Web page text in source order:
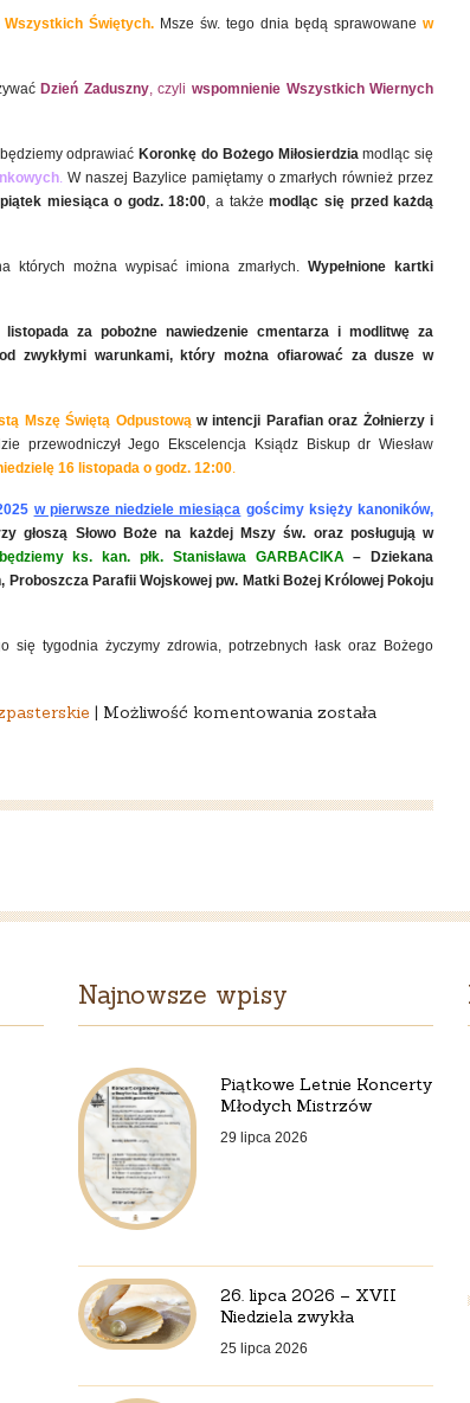
Świętych. Msze św. tego dnia będą sprawowanew
Dzień Zaduszny, czyliwspomnienie Wszystkich Wiernych
będziemy odprawiaćKoronkę do Bożego Miłosierdzia modląc się
W naszej Bazylice pamiętamy o zmarłych również przez
miesiąca o godz. 18:00 , a takżemodląc się przed każdą
których można wypisać imiona zmarłych.Wypełnione kartki
za pobożne nawiedzenie cmentarza i modlitwę za
zwykłymi warunkami, który można ofiarować za dusze w
Mszę Świętą Odpustową w intencji Parafian oraz Żołnierzy i
przewodniczył Jego Ekscelencja Ksiądz Biskup dr Wiesław
16 listopada o godz. 12:00.
w pierwsze niedziele miesiąca gościmy księży kanoników,
głoszą Słowo Boże na każdej Mszy św. oraz posługują w
ks. kan. płk. Stanisława GARBACIKA
– Dziekana
, Proboszcza Parafii Wojskowej pw. Matki Bożej Królowej Pokoju
się tygodnia życzymy zdrowia, potrzebnych łask oraz Bożego
| Możliwość komentowania TRZYDZIESTA
26
została
Najnowsze wpisy
Piątkowe Letnie Koncerty
Młodych Mistrzów
29 lipca 2026
26. lipca 2026 – XVII
Niedziela zwykła
25 lipca 2026